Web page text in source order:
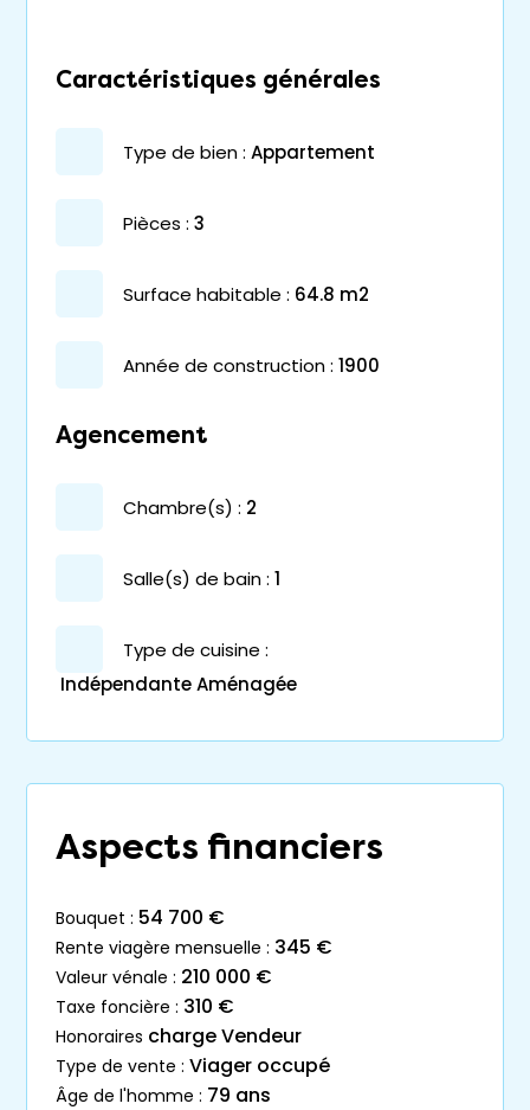
Caractéristiques générales
type de bien : appartement
pièces : 3
surface habitable : 64.8 m2
année de construction : 1900
Agencement
chambre(s) : 2
salle(s) de bain : 1
Type de cuisine :
Indépendante Aménagée
Aspects financiers
bouquet : 54 700 €
rente viagère mensuelle : 345 €
valeur vénale : 210 000 €
taxe foncière : 310 €
honoraires charge Vendeur
type de vente : Viager occupé
âge de l'homme : 79 ans